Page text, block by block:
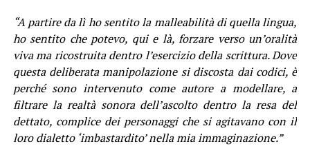
“A partire da lì ho sentito la malleabilità di quella lingua,
ho sentito che potevo, qui e là, forzare verso un’oralità
viva ma ricostruita dentro l’esercizio della scrittura. Dove
questa deliberata manipolazione si discosta dai codici, è
perché sono intervenuto come autore a modellare, a
filtrare la realtà sonora dell’ascolto dentro la resa del
dettato, complice dei personaggi che si agitavano con il
loro dialetto ‘imbastardito’ nella mia immaginazione.”